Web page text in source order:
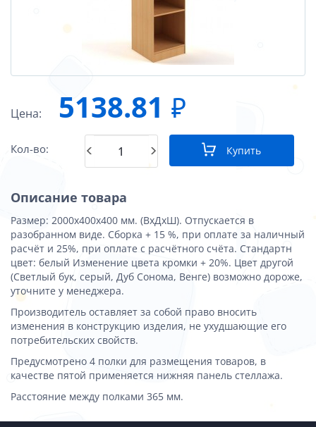
Цена: 5138.81 ₽
Кол-во: Купить
Описание товара
Размер: 2000х400х400 мм. (ВхДхШ). Отпускается в
разобранном виде. Сборка + 15 %, при оплате за наличный
расчёт и 25%, при оплате с расчётного счёта. Стандартн
цвет: белый Изменение цвета кромки + 20%. Цвет другой
(Светлый бук, серый, Дуб Сонома, Венге) возможно дороже,
уточните у менеджера.
Производитель оставляет за собой право вносить
изменения в конструкцию изделия, не ухудшающие его
потребительских свойств.
Предусмотрено 4 полки для размещения товаров, в
качестве пятой применяется нижняя панель стеллажа.
Расстояние между полками 365 мм.